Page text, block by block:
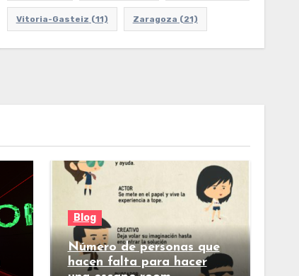
Vitoria-Gasteiz (11) Zaragoza (21)
Blog
Número de personas que
hacen falta para hacer